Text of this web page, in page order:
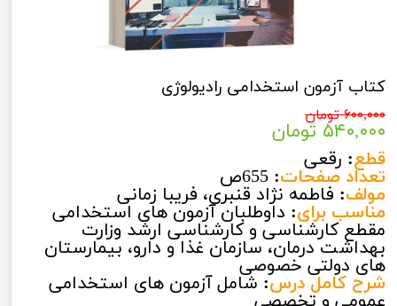
کتاب آزمون استخدامی رادیولوژی
۶۰۰,۰۰۰ تومان
۵۴۰,۰۰۰ تومان
قطع: رقعی
تعداد صفحات: 655ص
مولف: فاطمه نژاد قنبری، فریبا زمانی
مناسب برای: داوطلبان آزمون های استخدامی
مقطع کارشناسی و کارشناسی ارشد وزارت
بهداشت درمان، سازمان غذا و دارو، بیمارستان
های دولتی خصوصی
شرح کامل درس: شامل آزمون های استخدامی